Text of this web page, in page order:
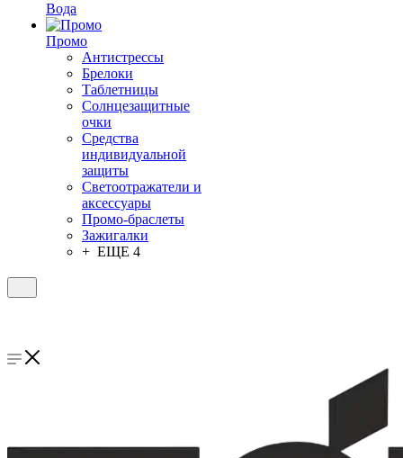
Вода
Промо
Антистрессы
Брелоки
Таблетницы
Солнцезащитные
очки
Средства
индивидуальной
защиты
Светоотражатели и
аксессуары
Промо-браслеты
Зажигалки
+ ЕЩЕ 4